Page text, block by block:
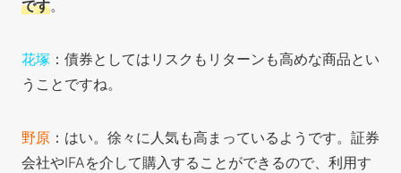
です。
花塚 ：債券としてはリスクもリターンも高めな商品とい
うことですね。
野原 ：はい。徐々に人気も高まっているようです。証券
会社やIFAを介して購入することができるので、利用す